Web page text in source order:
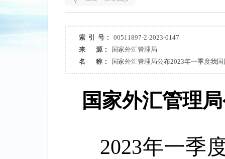
索 引 号：
00511897-2-2023-0147
来 源：
国家外汇管理局
名 称：
国家外汇管理局公布2023年一季度我
国家外汇管理
2023年一季